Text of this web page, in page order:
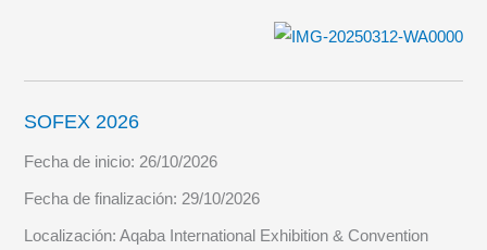
SOFEX 2026
Fecha de inicio: 26/10/2026
Fecha de finalización: 29/10/2026
Localización:Aqaba International Exhibition & Convention